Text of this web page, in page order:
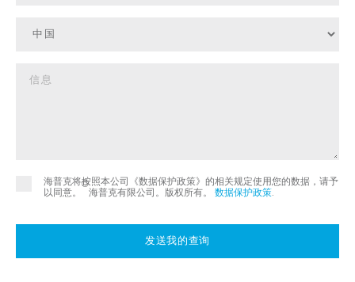
海普克将按照本公司《数据保护政策》的相关规定使用您的数据，请予
以同意。
©
海普克有限公司。版权所有。 数据保护政策
发送我的查询